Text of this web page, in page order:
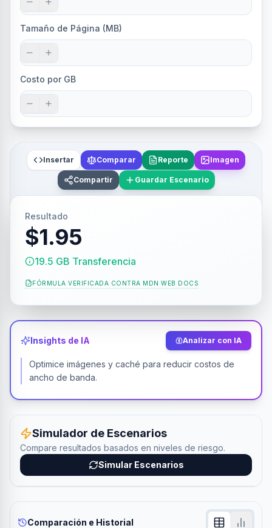
Tamaño de Página (MB)
Costo por GB
Insertar Comparar Reporte Imagen
Compartir Guardar Escenario
Resultado
$1.95
19.5 GB Transferencia
FÓRMULA VERIFICADA CONTRA MDN WEB DOCS
Insights de IA Analizar con IA
Optimice imágenes y caché para reducir costos de
ancho de banda.
Simulador de Escenarios
Compare resultados basados en niveles de riesgo.
Simular Escenarios
Comparación e Historial